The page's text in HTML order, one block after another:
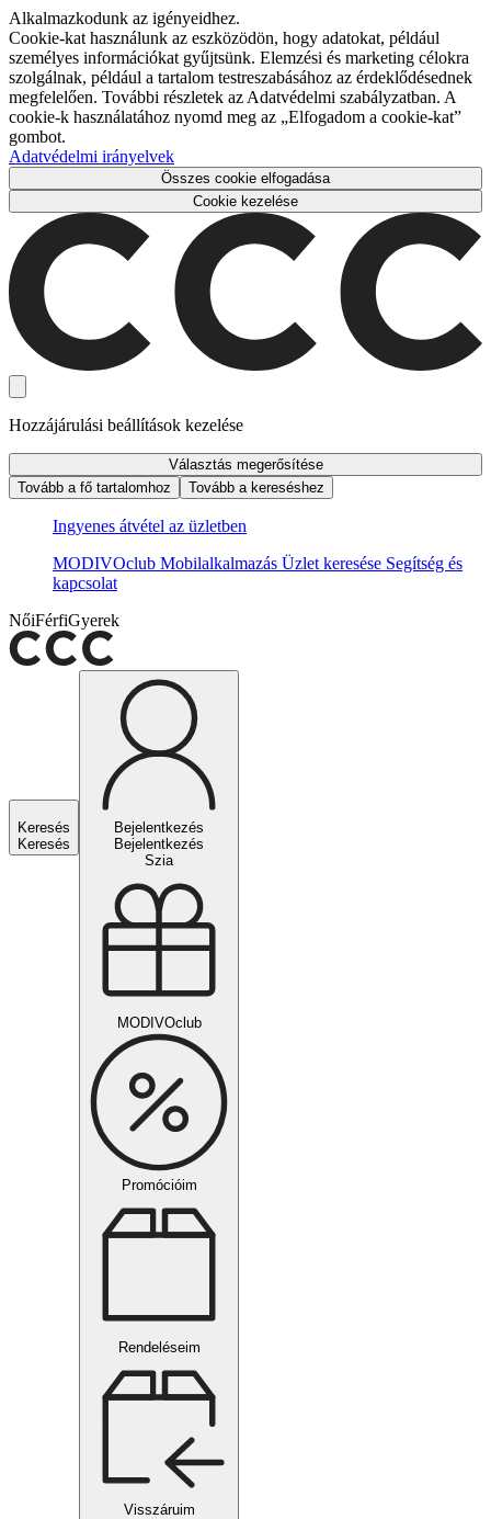
Alkalmazkodunk az igényeidhez.
Cookie-kat használunk az eszközödön, hogy adatokat, például
személyes információkat gyűjtsünk. Elemzési és marketing célokra
szolgálnak, például a tartalom testreszabásához az érdeklődésednek
megfelelően. További részletek az Adatvédelmi szabályzatban. A
cookie-k használatához nyomd meg az „Elfogadom a cookie-kat”
gombot.
Adatvédelmi irányelvek
Összes cookie elfogadása
Cookie kezelése
Hozzájárulási beállítások kezelése
Választás megerősítése
Tovább a fő tartalomhoz
Tovább a kereséshez
Ingyenes átvétel az üzletben
MODIVOclub Mobilalkalmazás Üzlet keresése Segítség és
kapcsolat
NőiFérfiGyerek
Keresés
Keresés
Bejelentkezés
Bejelentkezés
Szia
MODIVOclub
Promócióim
Rendeléseim
Visszáruim